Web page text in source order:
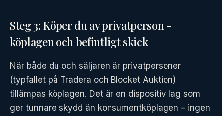
Steg 3: Köper du av privatperson –
köplagen och befintligt skick
När både du och säljaren är privatpersoner
(typfallet på Tradera och Blocket Auktion)
tillämpas köplagen. Det är en dispositiv lag som
ger tunnare skydd än konsumentköplagen – ingen